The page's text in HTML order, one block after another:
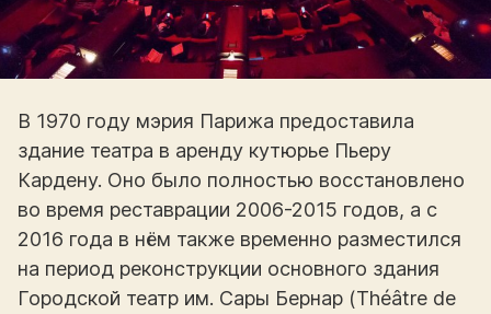
В 1970 году мэрия Парижа предоставила
здание театра в аренду кутюрье Пьеру
Кардену. Оно было полностью восстановлено
во время реставрации 2006-2015 годов, а с
2016 года в нём также временно разместился
на период реконструкции основного здания
Городской театр им. Сары Бернар (Théâtre de